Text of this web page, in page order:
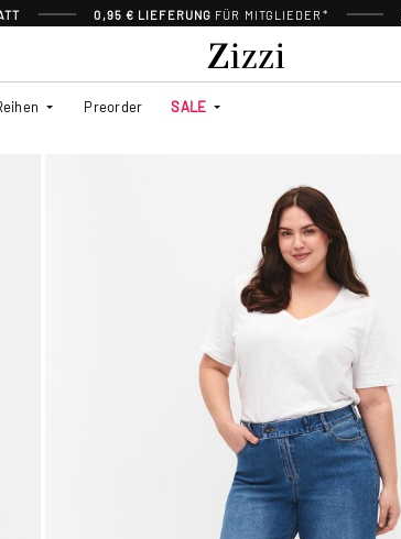
0,95 € LIEFERUNG FÜR MITGLIEDER*
Preorder SALE